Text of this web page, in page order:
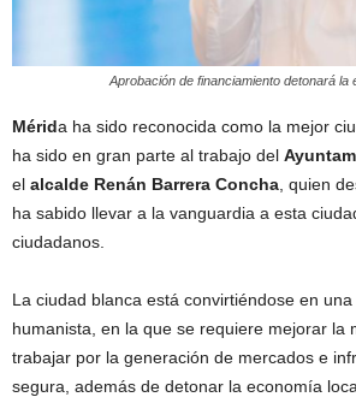
Aprobación de financiamiento detonará
Mérida ha sido reconocida como la mejor
ha sido en gran parte al trabajo del
el alcalde Renán Barrera Concha , quien
ha sabido llevar a la vanguardia a esta
ciudadanos.
La ciudad blanca está convirtiéndose en
humanista, en la que se requiere mejorar la
trabajar por la generación de mercados e
segura, además de detonar la economía